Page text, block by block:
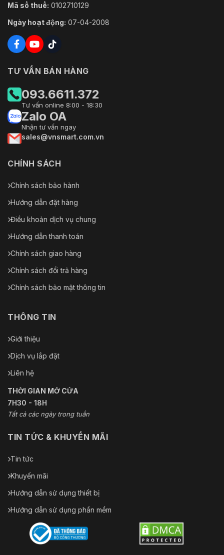
Mã số thuế: 0102710129
Ngày hoạt động: 07-04-2008
TƯ VẤN BÁN HÀNG
093.6611.372
Tư vấn online 8:00 - 18:30
Zalo OA
Nhận tư vấn ngay
sales@vnsmart.com.vn
CHÍNH SÁCH
Chính sách bảo hành
Hướng dẫn đặt hàng
Điều khoản dịch vụ chung
Hướng dẫn thanh toán
Chính sách giao hàng
Chính sách đổi trả hàng
Chính sách bảo mật thông tin
THÔNG TIN
Giới thiệu
Dịch vụ lắp đặt
Liên hệ
THỜI GIAN MỞ CỬA
7H30 - 18H
Tất cả các ngày trong tuần
TIN TỨC & KHUYẾN MÃI
Tin tức
Khuyến mãi
Hướng dẫn sử dụng thiết bị
Hướng dẫn sử dụng phần mềm